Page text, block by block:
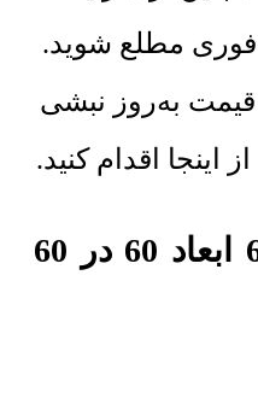
مطلع شوید.
به‌روز نبشی
اقدام کنید.
مشخصات نبشی 6 ابعاد 60 در 60